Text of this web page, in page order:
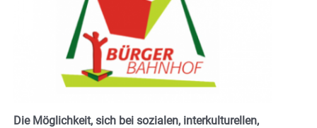
Die Möglichkeit, sich bei sozialen, interkulturellen,